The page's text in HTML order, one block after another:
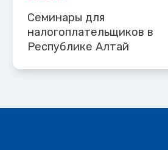
Семинары для
налогоплательщиков в
Республике Алтай